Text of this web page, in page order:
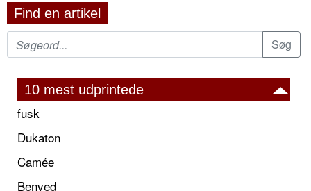
Find en artikel
10 mest udprintede
fusk
Dukaton
Camée
Benved